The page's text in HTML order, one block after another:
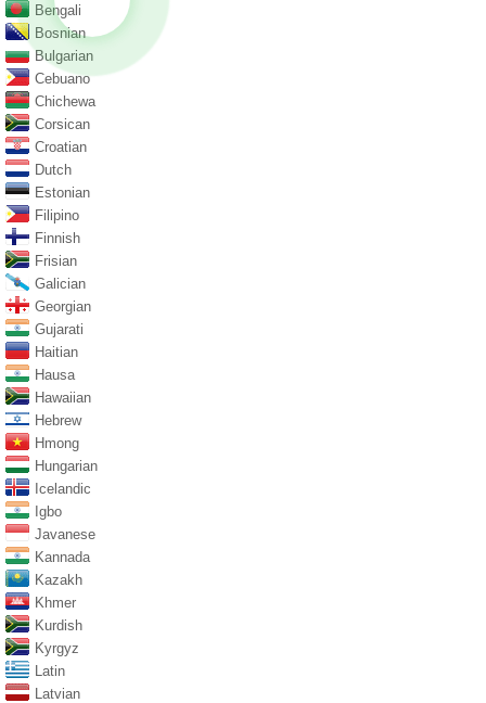
Bengali
Bosnian
Bulgarian
Cebuano
Chichewa
Corsican
Croatian
Dutch
Estonian
Filipino
Finnish
Frisian
Galician
Georgian
Gujarati
Haitian
Hausa
Hawaiian
Hebrew
Hmong
Hungarian
Icelandic
Igbo
Javanese
Kannada
Kazakh
Khmer
Kurdish
Kyrgyz
Latin
Latvian